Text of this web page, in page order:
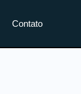
Contato